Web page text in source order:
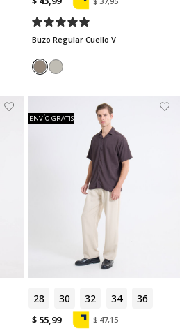
Buzo Regular Cuello V
28 30 32 34 36
ENVÍO GRATIS
$ 55,99
$ 47,15